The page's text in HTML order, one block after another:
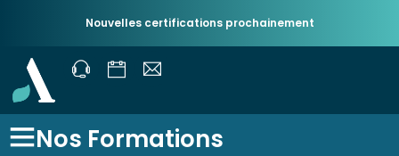
Nouvelles certifications prochainement
Nos Formations